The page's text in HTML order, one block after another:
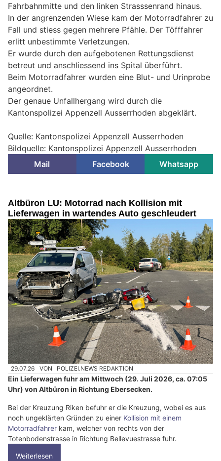
Fahrbahnmitte und den linken Strasssenrand hinaus.
In der angrenzenden Wiese kam der Motorradfahrer zu
Fall und stiess gegen mehrere Pfähle. Der Töfffahrer
erlitt unbestimmte Verletzungen.
Er wurde durch den aufgebotenen Rettungsdienst
betreut und anschliessend ins Spital überführt.
Beim Motorradfahrer wurden eine Blut- und Urinprobe
angeordnet.
Der genaue Unfallhergang wird durch die
Kantonspolizei Appenzell Ausserrhoden abgeklärt.
Quelle: Kantonspolizei Appenzell Ausserrhoden
Bildquelle: Kantonspolizei Appenzell Ausserrhoden
Mail
Facebook Whatsapp
Altbüron LU: Motorrad nach Kollision mit
Lieferwagen in wartendes Auto geschleudert
29.07.26 VON POLIZEI.NEWS REDAKTION
Ein Lieferwagen fuhr am Mittwoch (29. Juli 2026, ca. 07:05
Uhr) von Altbüron in Richtung Ebersecken.
Bei der Kreuzung Riken befuhr er die Kreuzung, wobei es aus
noch ungeklärten Gründen zu einer Kollision mit einem
Motorradfahrer kam, welcher von rechts von der
Totenbodenstrasse in Richtung Bellevuestrasse fuhr.
Weiterlesen